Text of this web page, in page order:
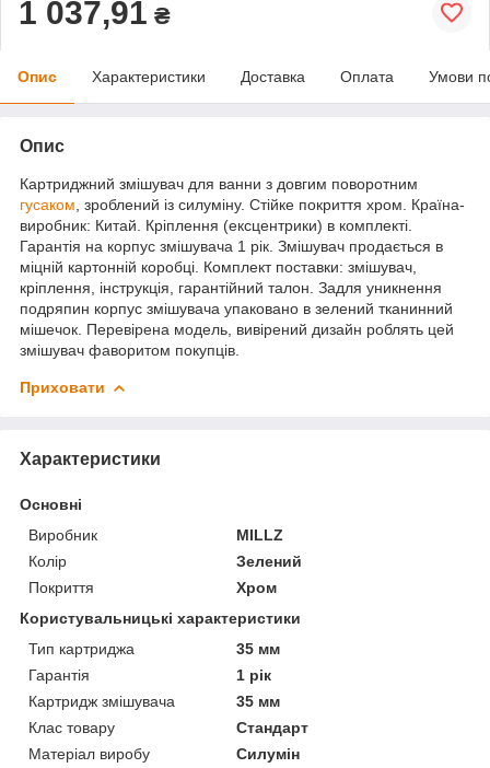
1 037,91 ₴
Опис Характеристики Доставка Оплата Умови
Опис
Картриджний змішувач для ванни з довгим поворотним
гусаком , зроблений із силуміну. Стійке покриття хром. Країна-
виробник: Китай. Кріплення (ексцентрики) в комплекті.
Гарантія на корпус змішувача 1 рік. Змішувач продається в
міцній картонній коробці. Комплект поставки: змішувач,
кріплення, інструкція, гарантійний талон. Задля уникнення
подряпин корпус змішувача упаковано в зелений тканинний
мішечок. Перевірена модель, вивірений дизайн роблять цей
змішувач фаворитом покупців.
Приховати
Характеристики
Основні
Виробник
MILLZ
Колір
Зелений
Покриття
Хром
Користувальницькі характеристики
Тип картриджа
35 мм
Гарантія
1 рік
Картридж змішувача
35 мм
Клас товару
Стандарт
Матеріал виробу
Силумін